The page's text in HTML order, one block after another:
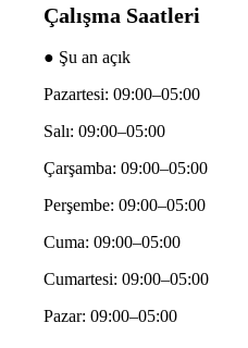
Çalışma Saatleri
● Şu an açık
Pazartesi: 09:00–05:00
Salı: 09:00–05:00
Çarşamba: 09:00–05:00
Perşembe: 09:00–05:00
Cuma: 09:00–05:00
Cumartesi: 09:00–05:00
Pazar: 09:00–05:00